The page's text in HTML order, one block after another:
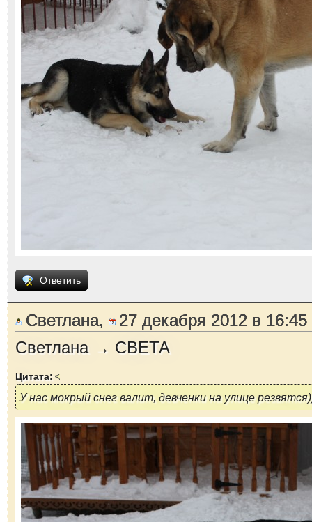
Ответить
Светлана,
27 декабря 2012 в 16:45
Светлана → СВЕТА
Цитата:
У нас мокрый снег валит, девченки на улице